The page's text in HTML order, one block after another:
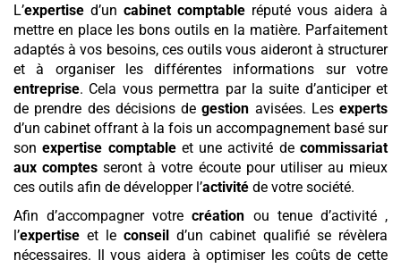
L’expertise d’un cabinet comptable réputé vous aidera à
mettre en place les bons outils en la matière. Parfaitement
adaptés à vos besoins, ces outils vous aideront à structurer
et à organiser les différentes informations sur votre
entreprise. Cela vous permettra par la suite d’anticiper et
de prendre des décisions degestion avisées. Les experts
d’un cabinet offrant à la fois un accompagnement basé sur
sonexpertise comptableet une activité decommissariat
aux comptes seront à votre écoute pour utiliser au mieux
ces outils afin de développer l’activité de votre société.
Afin d’accompagner votrecréation ou tenue d’activité ,
l’expertise et le conseild’un cabinet qualifié se révèlera
nécessaires. Il vous aidera à optimiser les coûts de cette